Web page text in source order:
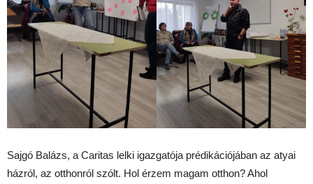
Sajgó Balázs, a Caritas lelki igazgatója prédikációjában az atyai
házról, az otthonról szólt. Hol érzem magam otthon? Ahol